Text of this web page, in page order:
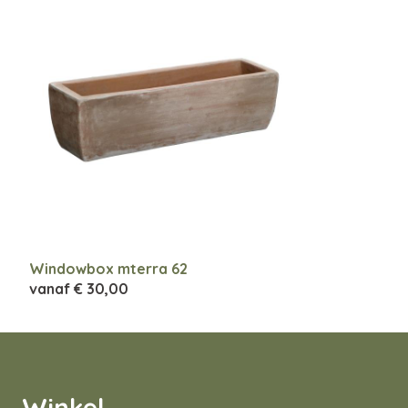
Windowbox mterra 62
vanaf € 30,00